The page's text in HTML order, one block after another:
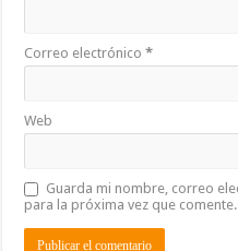
Correo electrónico*
Web
Guarda mi nombre, correo
para la próxima vez que comente.